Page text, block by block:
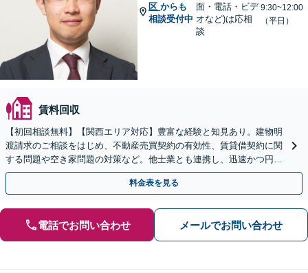
区 からも
相談受付中
面・電話・ビデ
オなど)は応相
談
9:30~12:00
（平日）
賃料回収
【初回相談無料】【関西エリア対応】豊富な経験と知見あり。建物明
渡請求のご相談をはじめ、不動産売買契約の有効性、賃貸借契約に関
する問題や空き家問題の対策など。他士業とも連携し、迅速かつ円滑
な解決を目指します【顧問契約】【西宮北口駅3分】
料金表を見る
電話でお問い合わせ メールでお問い合わせ